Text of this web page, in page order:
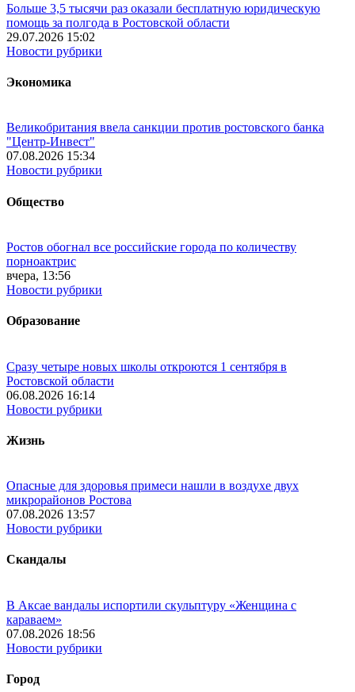
Больше 3,5 тысячи раз оказали бесплатную юридическую
помощь за полгода в Ростовской области
29.07.2026 15:02
Новости рубрики
Экономика
Великобритания ввела санкции против ростовского банка
"Центр-Инвест"
07.08.2026 15:34
Новости рубрики
Общество
Ростов обогнал все российские города по количеству
порноактрис
вчера, 13:56
Новости рубрики
Образование
Сразу четыре новых школы откроются 1 сентября в
Ростовской области
06.08.2026 16:14
Новости рубрики
Жизнь
Опасные для здоровья примеси нашли в воздухе двух
микрорайонов Ростова
07.08.2026 13:57
Новости рубрики
Скандалы
В Аксае вандалы испортили скульптуру «Женщина с
караваем»
07.08.2026 18:56
Новости рубрики
Город